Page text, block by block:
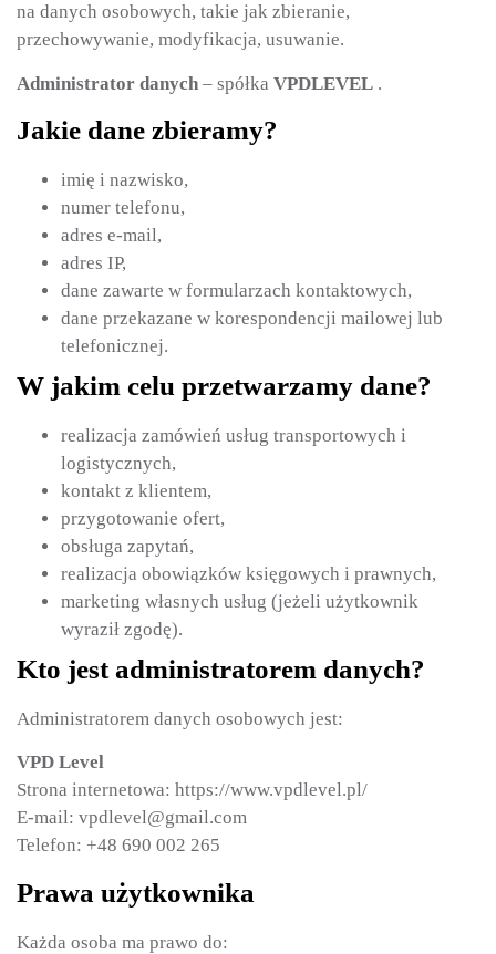
na danych osobowych, takie jak zbieranie,
przechowywanie, modyfikacja, usuwanie.
Administrator danych – spółka VPDLEVEL .
Jakie dane zbieramy?
imię i nazwisko,
numer telefonu,
adres e-mail,
adres IP,
dane zawarte w formularzach kontaktowych,
dane przekazane w korespondencji mailowej lub
telefonicznej.
W jakim celu przetwarzamy dane?
realizacja zamówień usług transportowych i
logistycznych,
kontakt z klientem,
przygotowanie ofert,
obsługa zapytań,
realizacja obowiązków księgowych i prawnych,
marketing własnych usług (jeżeli użytkownik
wyraził zgodę).
Kto jest administratorem danych?
Administratorem danych osobowych jest:
VPD Level
Strona internetowa: https://www.vpdlevel.pl/
E-mail: vpdlevel@gmail.com
Telefon: +48 690 002 265
Prawa użytkownika
Każda osoba ma prawo do: